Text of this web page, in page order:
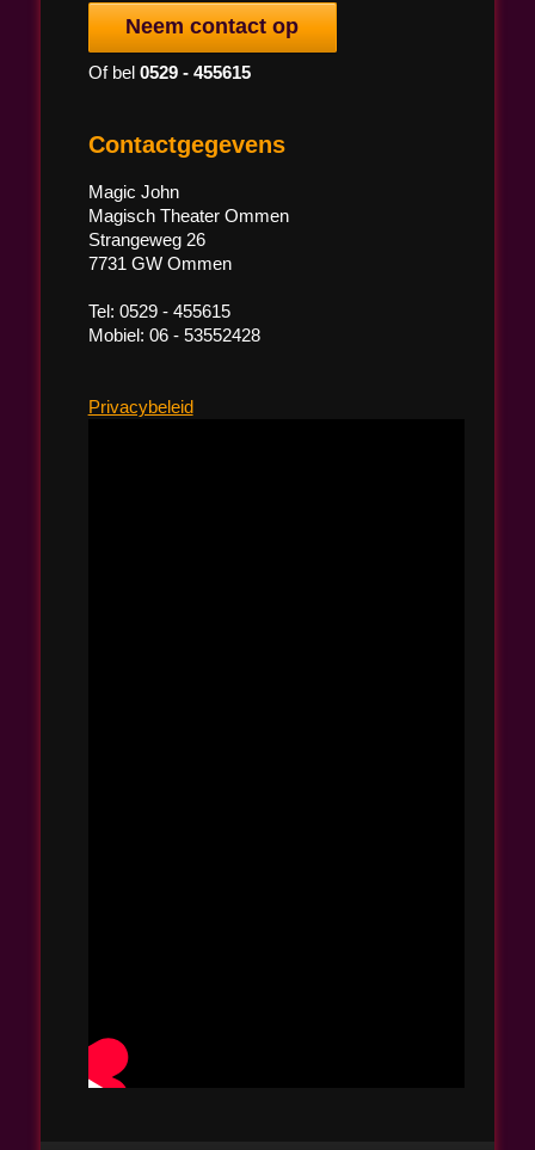
Neem contact op
Of bel 0529 - 455615
Contactgegevens
Magic John
Magisch Theater Ommen
Strangeweg 26
7731 GW Ommen
Tel: 0529 - 455615
Mobiel: 06 - 53552428
Privacybeleid